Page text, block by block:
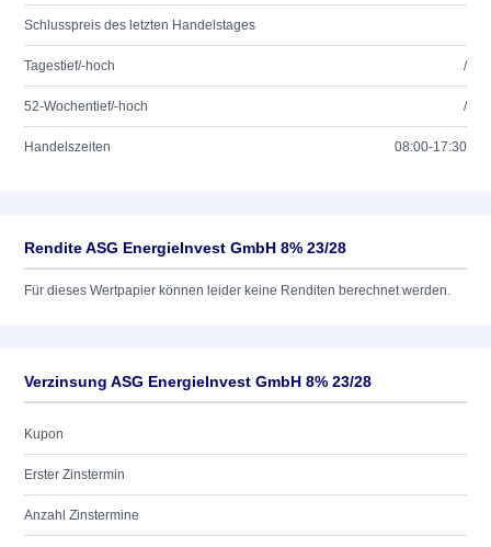
Schlusspreis des letzten Handelstages
Tagestief/-hoch /
52-Wochentief/-hoch /
Handelszeiten 08:00-17:30
Rendite ASG EnergieInvest GmbH 8% 23/28
Für dieses Wertpapier können leider keine Renditen berechnet werden.
Verzinsung ASG EnergieInvest GmbH 8% 23/28
Kupon
Erster Zinstermin
Anzahl Zinstermine